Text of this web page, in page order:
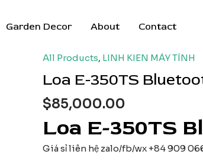
Garden Decor About Contact
All Products, LINH KIEN MÁY TÍNH
Loa E-350TS
$85,000.00
Loa E-350TS
Giá sỉ liên hệ zalo/fb/wx +84 909